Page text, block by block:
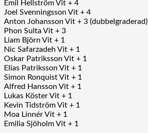
Emil Hellström Vit + 4
Joel Svenningsson Vit + 4
Anton Johansson Vit + 3 (dubbelgraderad)
Phon Sulta Vit + 3
Liam Björn Vit + 1
Nic Safarzadeh Vit + 1
Oskar Patriksson Vit + 1
Elias Patriksson Vit + 1
Simon Ronquist Vit + 1
Alfred Hansson Vit + 1
Lukas Köster Vit + 1
Kevin Tidström Vit + 1
Moa Linnér Vit + 1
Emilia Sjöholm Vit + 1